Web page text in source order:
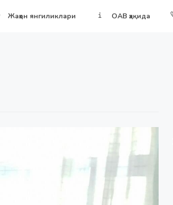
Жаҳон янгиликлари ОАВ ҳақида